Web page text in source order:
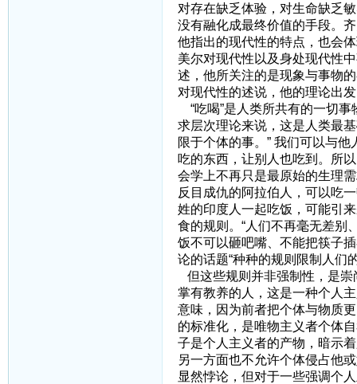
对存在缺乏体验，对生命缺乏
没有融化成最终价值的手段。
他指出的现代性的特点，也会
美尔对现代性以及身处现代性
述，他所关注的是现象与事物
对现代性的述说，他的理论出
“吃喝”是人类所共有的一切
求层次理论来说，这是人类最
限于个体的事。” 我们可以与
吃的东西，让别人也吃到。所
会学上不再只是最原始的生理
反目成仇的阿拉伯人，可以吃
姓的印度人一起吃饭，可能引
食的规则。“人们不再毫无差别
饭不可以砸吧嘴、不能把筷子
论的话题“种种的规则限制人们
但这些规则并非强制性，是崇
掌有教养的人，这是一种个人
意味，因为前者把个体与物质
的标准化，是唯物主义者个体
子是个人主义者的产物，暗示
另一方面也不允许个体侵占他
显然悖论，但对于一些强调个